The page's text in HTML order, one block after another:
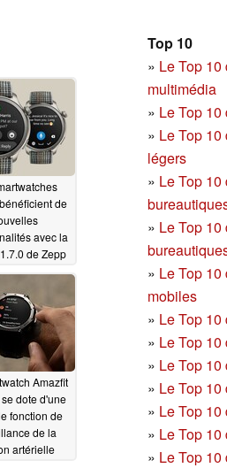
Top 10
» Le Top
multimédia
» Le Top
» Le Top
légers
» Le Top
» Le Top
» Le Top
mobiles
» Le Top
» Le Top
» Le Top
» Le Top 10
» Le Top
» Le Top
» Le Top
de
avec la
de Zepp
11/15/2024
Amazfit
dote d'une
fonction de
de la
artérielle